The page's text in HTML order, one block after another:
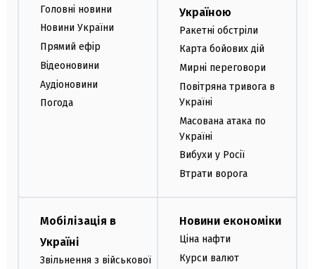
Головні новини
Новини України
Прямий ефір
Відеоновини
Аудіоновини
Погода
Україною
Ракетні обстріли
Карта бойових дій
Мирні переговори
Повітряна тривога в
Україні
Масована атака по
Україні
Вибухи у Росії
Втрати ворога
Мобілізація в
Україні
Звільнення з військової
Новини економіки
Ціна нафти
Курси валют